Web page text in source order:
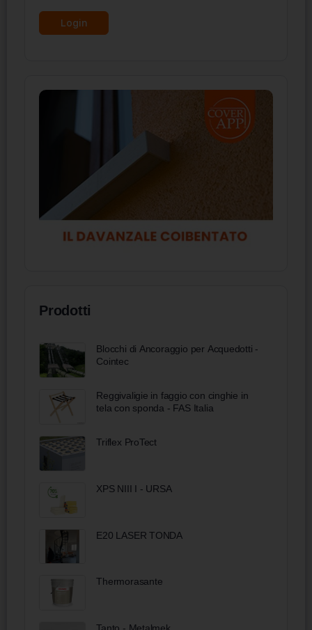
Prodotti
Blocchi di Ancoraggio per Acquedotti -
Cointec
Reggivaligie in faggio con cinghie in
tela con sponda - FAS Italia
Triflex ProTect
XPS NIII I - URSA
E20 LASER TONDA
Thermorasante